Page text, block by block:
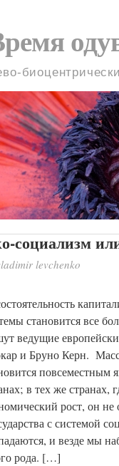
социализм
levchenko
становится все
ведущие
и Бруно Керн.
повсеместным
в тех же странах,
рост, он не
с системой
и везде мы
рода. […]